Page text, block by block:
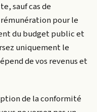
sauf cas de
pour le
du budget public et
uniquement le
de vos revenus et
de la conformité